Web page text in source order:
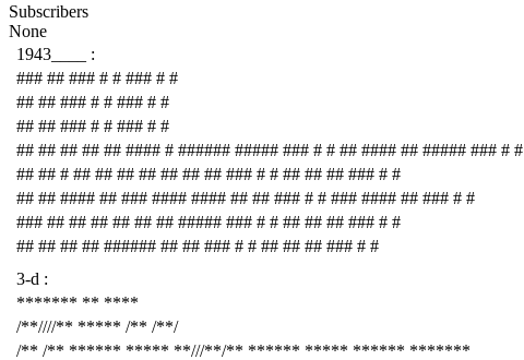
Subscribers
None
1943____ :
### ## ### # # ### # #
## ## ### # # ### # #
## ## ### # # ### # #
## ## ## ## ## #### # ###### ##### ### # # ## #### ## ##### ### # #
## ## # ## ## ## ## ## ## ## ### # # ## ## ## ### # #
## ## #### ## ### #### #### ## ## ### # # ### #### ## ### # #
### ## ## ## ## ## ## ##### ### # # ## ## ## ### # #
## ## ## ## ###### ## ## ### # # ## ## ## ### # #
3-d :
******* ** ****
/**////** ***** /** /**/
/** /** ****** ***** **///**/** ****** ***** ****** *******